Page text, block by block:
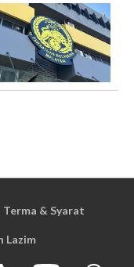
Terma & Syarat
Lazim